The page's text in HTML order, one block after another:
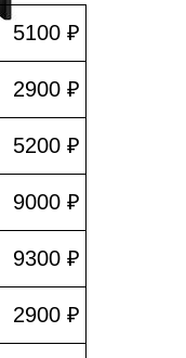
5100 ₽
2900 ₽
5200 ₽
9000 ₽
9300 ₽
2900 ₽